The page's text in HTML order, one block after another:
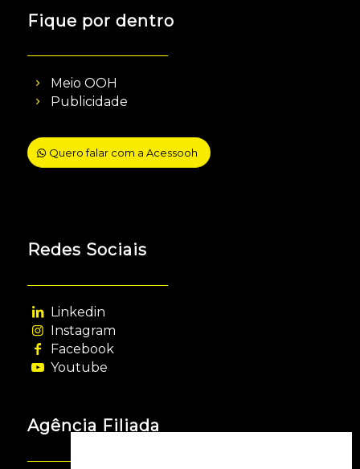
Fique por dentro
Meio OOH
Publicidade
Quero falar com a Acessooh
Redes Sociais
Linkedin
Instagram
Facebook
Youtube
Agência Filiada